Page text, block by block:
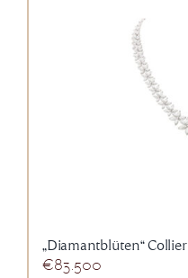
„Diamantblüten“ Collier
€83.500